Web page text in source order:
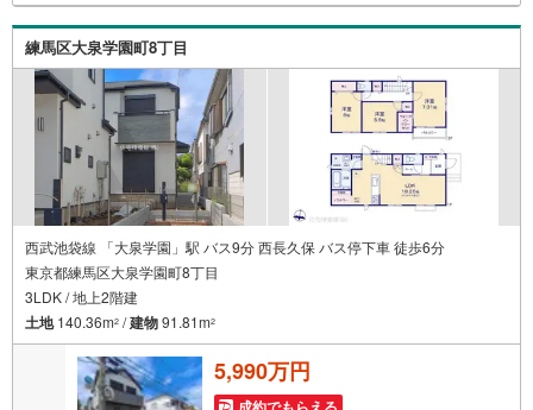
実に努めさせて頂きます。住宅情報館にお越し頂けたら、
物件のご紹介だけではなく、お住まいの疑問、不安、お家
の事ならなんでもご相談いただけます。お客様の要望をお
伺いしながら誠心誠意、全力でサポートさせて頂きます。
お客様一人一人に合わせたライフプランのご提案をさせて
いただきます。お気軽にご相談ください。
練馬区大泉学園町8丁目
西武池袋線 「大泉学園」駅 バス9分 西長久保 バス停下車 徒歩6分
東京都練馬区大泉学園町8丁目
3LDK / 地上2階建
土地140.36m2 /建物91.81m2
5,990万円